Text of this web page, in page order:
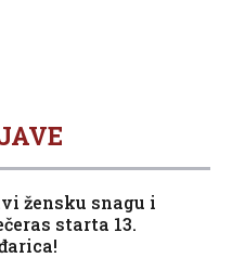
žensku snagu i
starta 13.